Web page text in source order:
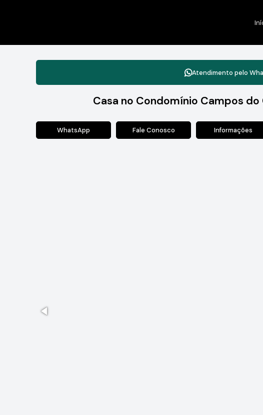
Atendimento pelo
Casa no Condomínio Campos
WhatsApp Fale Conosco Informações